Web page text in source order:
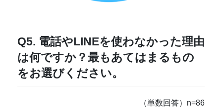
Q5. 電話やLINEを使わなかった理由
は何ですか？最もあてはまるもの
をお選びください。
（単数回答）n=86